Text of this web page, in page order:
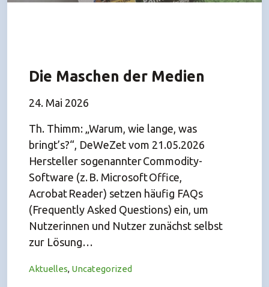
Die Maschen der Medien
24. Mai 2026
Th. Thimm: „Warum, wie lange, was
bringt’s?“, DeWeZet vom 21.05.2026
Hersteller sogenannter Commodity-
Software (z. B. Microsoft Office,
Acrobat Reader) setzen häufig FAQs
(Frequently Asked Questions) ein, um
Nutzerinnen und Nutzer zunächst selbst
zur Lösung…
Aktuelles, Uncategorized